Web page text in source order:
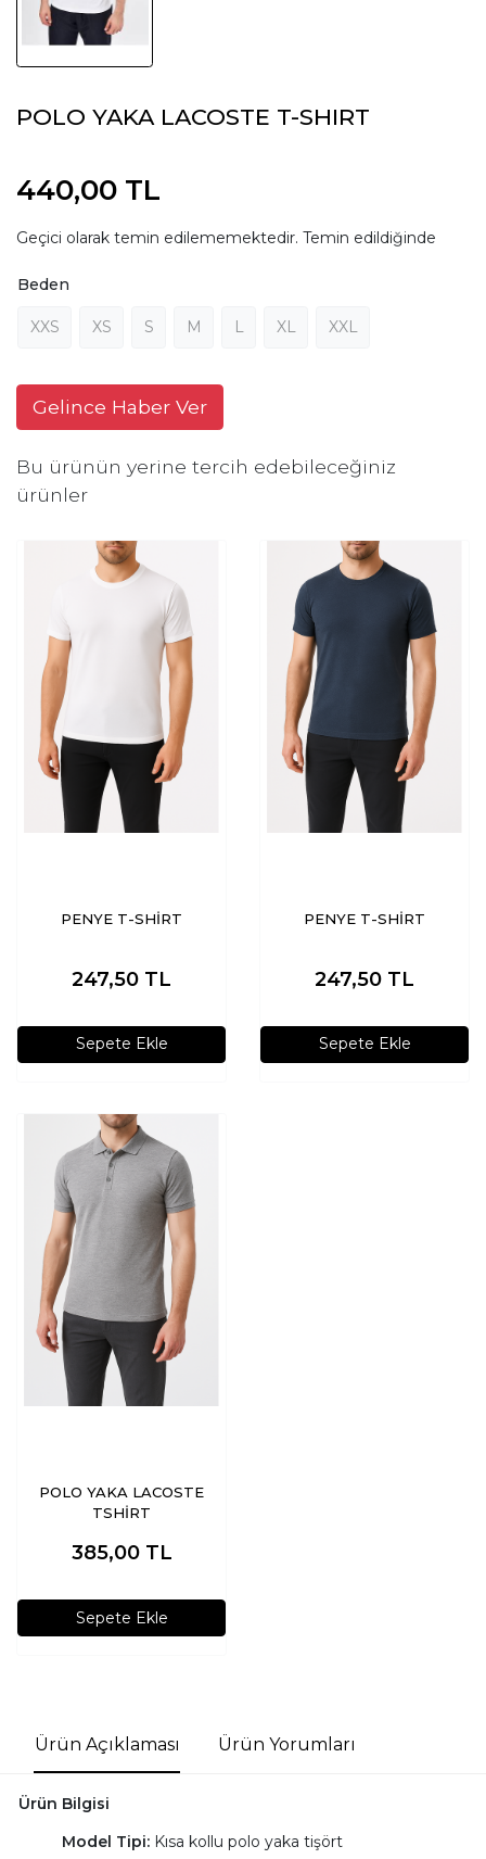
POLO YAKA LACOSTE T-SHIRT
440,00 TL
Geçici olarak temin edilememektedir. Temin edildiğinde
Beden
XXS XS S M L XL XXL
Gelince Haber Ver
Bu ürünün yerine tercih edebileceğiniz
ürünler
PENYE T-SHİRT
247,50 TL
Sepete Ekle
PENYE T-SHİRT
247,50 TL
Sepete Ekle
POLO YAKA LACOSTE
TSHİRT
385,00 TL
Sepete Ekle
Ürün Açıklaması Ürün Yorumları
Ürün Bilgisi
Model Tipi:Kısa kollu polo yaka tişört